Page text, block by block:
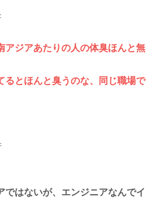
アジアあたりの人の体臭ほんと無
るとほんと臭うのな、同じ職場で
ではないが、エンジニアなんでイ